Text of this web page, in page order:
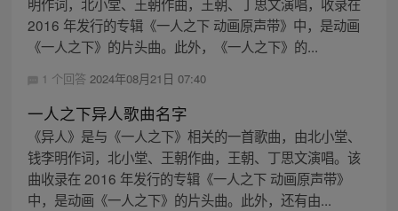
2016 年发行的专辑《一人之下 动画原声带》中，是动画
《一人之下》的片头曲。此外，《一人之下》的...
1 个回答 2024年08月21日 07:40
一人之下异人歌曲名字
《异人》是与《一人之下》相关的一首歌曲，由北小堂、
钱李明作词，北小堂、王朝作曲，王朝、丁思文演唱。该
曲收录在 2016 年发行的专辑《一人之下 动画原声带》
中，是动画《一人之下》的片头曲。此外，还有由...